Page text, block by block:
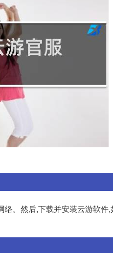
。然后,下载并安装云游软